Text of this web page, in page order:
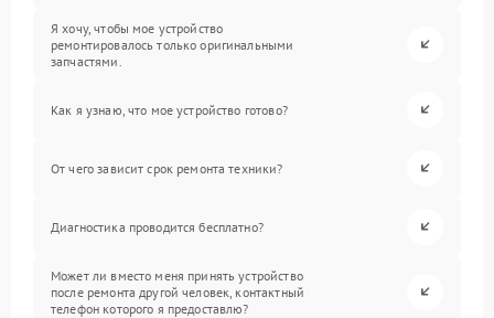
Я хочу, чтобы мое устройство
ремонтировалось только оригинальными
запчастями.
Как я узнаю, что мое устройство готово?
От чего зависит срок ремонта техники?
Диагностика проводится бесплатно?
Может ли вместо меня принять устройство
после ремонта другой человек, контактный
телефон которого я предоставлю?